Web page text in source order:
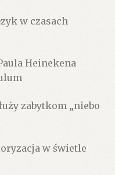
w czasach
Heinekena
zabytkom „niebo
w świetle